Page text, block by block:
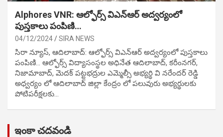
Alphores VNR: ఆల్ఫోర్స్ విఎన్ఆర్ అద్వర్యంలో
పుస్తకాలు పంపిణి…
04/12/2024 SIRA NEWS
సిరా న్యూస్, ఆదిలాబాద్: ఆల్ఫోర్స్ విఎన్ఆర్ అద్వర్యంలో పుస్తకాలు
పంపిణి… ఆల్ఫోర్స్ విద్యాసంస్థల అధినేత ఆదిలాబాద్, కరీంనగర్,
నిజామాబాద్, మెదక్ పట్టభద్రుల ఎమ్మెల్సీ అభ్యర్థి వి నరేందర్ రెడ్డి
అధ్వర్యం లో ఆదిలాబాద్ జిల్లా కేంద్రం లో పలువురు అభ్యర్థులకు
పోటిప‌రీక్ష‌ల‌కు…
ఇంకా చదవండి